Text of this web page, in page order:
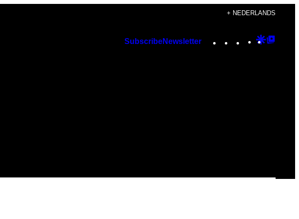
+ NEDERLANDS
SubscribeNewsletter Instagram
TikTok
YouTube
Google